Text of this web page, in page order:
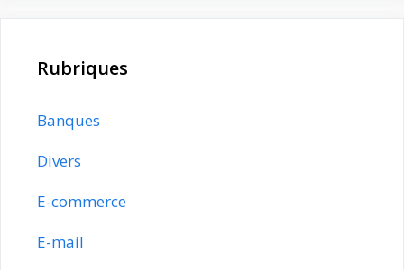
Rubriques
Banques
Divers
E-commerce
E-mail